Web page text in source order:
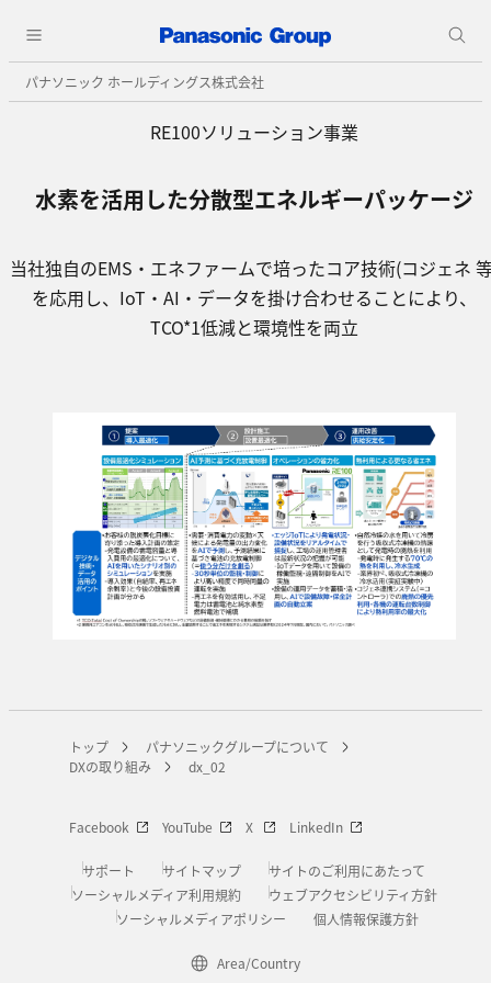
パナソニック ホールディングス株式会社
RE100ソリューション事業
水素を活用した分散型エネルギーパッケージ
当社独自のEMS・エネファームで培ったコア技術(コジェネ
を応用し、IoT・AI・データを掛け合わせることにより、
TCO*1低減と環境性を両立
トップ
パナソニックグループについて
DXの取り組み
dx_02
Facebook YouTube X LinkedIn
サポート サイトマップ
サイトのご利用にあたって
ソーシャルメディア利用規約
ウェブアクセシビリティ方針
ソーシャルメディアポリシー
個人情報保護方針
Area/Country